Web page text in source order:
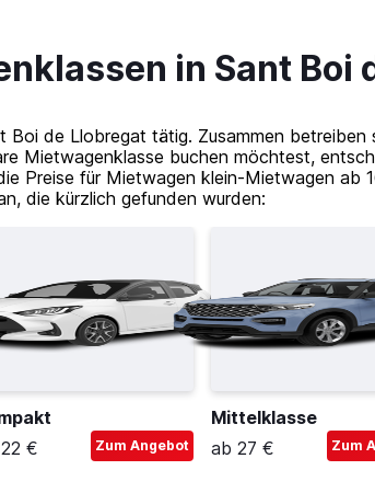
in Sant Boi
Boi de Llobregat tätig. Zusammen
Mietwagenklasse buchen möchtest,
Preise für Mietwagen klein-Mietwagen ab
die kürzlich gefunden wurden:
€
Zum Angebot
Mittelklasse
ab 27 €
Zum